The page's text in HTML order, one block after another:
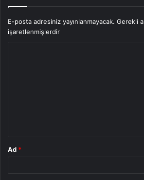
E-posta adresiniz yayınlanmayacak. Gerekli
işaretlenmişlerdir
Ad *